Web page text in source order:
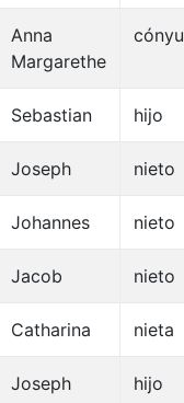
Anna
Margarethe
Sebastian hijo
Joseph nieto
Johannes nieto
Jacob nieto
Catharina nieta
Joseph hijo